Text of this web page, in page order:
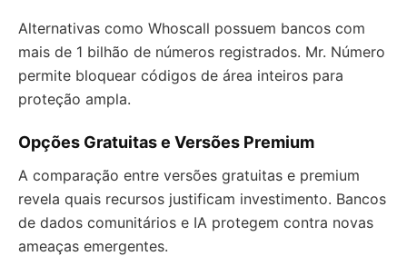
Alternativas como Whoscall possuem bancos com
mais de 1 bilhão de números registrados. Mr. Número
permite bloquear códigos de área inteiros para
proteção ampla.
Opções Gratuitas e Versões Premium
A comparação entre versões gratuitas e premium
revela quais recursos justificam investimento. Bancos
de dados comunitários e IA protegem contra novas
ameaças emergentes.